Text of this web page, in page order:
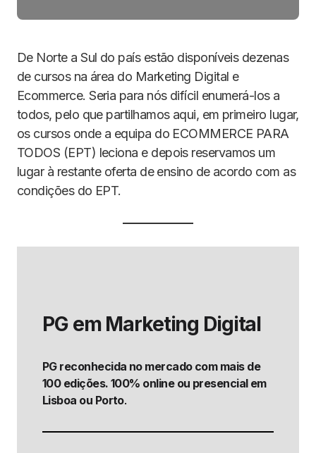
De Norte a Sul do país estão disponíveis dezenas
de cursos na área do Marketing Digital e
Ecommerce. Seria para nós difícil enumerá-los a
todos, pelo que partilhamos aqui, em primeiro lugar,
os cursos onde a equipa do ECOMMERCE PARA
TODOS (EPT) leciona e depois reservamos um
lugar à restante oferta de ensino de acordo com as
condições do EPT.
PG em Marketing Digital
PG reconhecida no mercado com mais de
100 edições. 100% online ou presencial em
Lisboa ou Porto.